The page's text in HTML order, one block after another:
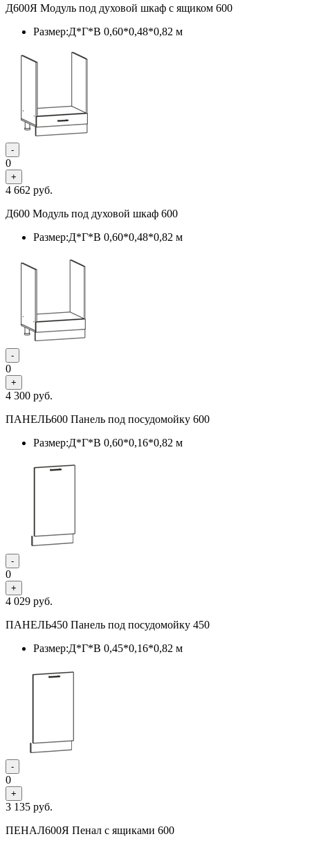
Д600Я Модуль под духовой шкаф с ящиком 600
Размер:Д*Г*В 0,60*0,48*0,82 м
-
0
+
4 662 руб.
Д600 Модуль под духовой шкаф 600
Размер:Д*Г*В 0,60*0,48*0,82 м
-
0
+
4 300 руб.
ПАНЕЛЬ600 Панель под посудомойку 600
Размер:Д*Г*В 0,60*0,16*0,82 м
-
0
+
4 029 руб.
ПАНЕЛЬ450 Панель под посудомойку 450
Размер:Д*Г*В 0,45*0,16*0,82 м
-
0
+
3 135 руб.
ПЕНАЛ600Я Пенал с ящиками 600